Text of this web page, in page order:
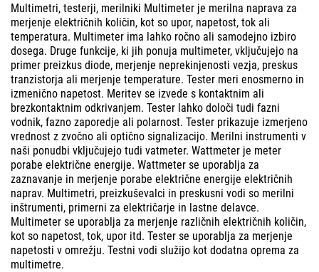
Multimetri, testerji, merilniki Multimeter je merilna naprava za
merjenje električnih količin, kot so upor, napetost, tok ali
temperatura. Multimeter ima lahko ročno ali samodejno izbiro
dosega. Druge funkcije, ki jih ponuja multimeter, vključujejo na
primer preizkus diode, merjenje neprekinjenosti vezja, preskus
tranzistorja ali merjenje temperature. Tester meri enosmerno in
izmenično napetost. Meritev se izvede s kontaktnim ali
brezkontaktnim odkrivanjem. Tester lahko določi tudi fazni
vodnik, fazno zaporedje ali polarnost. Tester prikazuje izmerjeno
vrednost z zvočno ali optično signalizacijo. Merilni instrumenti v
naši ponudbi vključujejo tudi vatmeter. Wattmeter je meter
porabe električne energije. Wattmeter se uporablja za
zaznavanje in merjenje porabe električne energije električnih
naprav. Multimetri, preizkuševalci in preskusni vodi so merilni
inštrumenti, primerni za električarje in lastne delavce.
Multimeter se uporablja za merjenje različnih električnih količin,
kot so napetost, tok, upor itd. Tester se uporablja za merjenje
napetosti v omrežju. Testni vodi služijo kot dodatna oprema za
multimetre.